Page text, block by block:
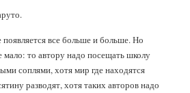
все больше и больше. Но
мало: то автору надо посещать школу
соплями, хотя мир где находятся
разводят, хотя таких авторов надо